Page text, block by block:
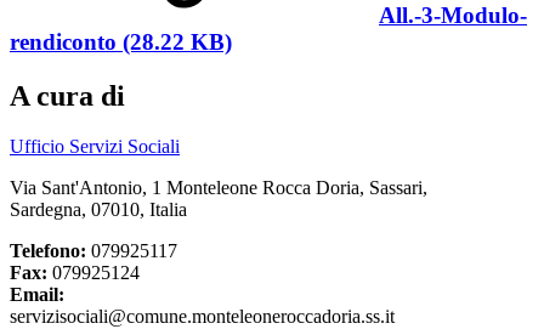
All.-3-Modulo-
rendiconto (28.22 KB)
A cura di
Ufficio Servizi Sociali
Via Sant'Antonio, 1 Monteleone Rocca Doria, Sassari,
Sardegna, 07010, Italia
Telefono: 079925117
Fax: 079925124
Email:
servizisociali@comune.monteleoneroccadoria.ss.it